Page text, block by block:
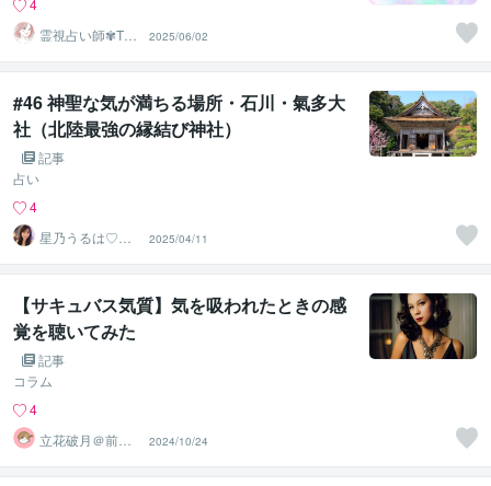
4
霊視占い師✾TO
KO
2025/06/02
#46 神聖な気が満ちる場所・石川・氣多大
社（北陸最強の縁結び神社）
記事
占い
4
星乃うるは♡恋
も将来も整える
占い魔女
2025/04/11
【サキュバス気質】気を吸われたときの感
覚を聴いてみた
記事
コラム
4
立花破月＠前世
占い師
2024/10/24